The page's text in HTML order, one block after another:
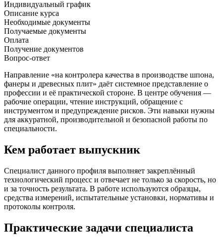
Индивидуальный график
Описание курса
Необходимые документы
Получаемые документы
Оплата
Получение документов
Вопрос-ответ
Направление «на контролера качества в производстве шпона,
фанеры и древесных плит» даёт системное представление о
профессии и её практической стороне. В центре обучения —
рабочие операции, чтение инструкций, обращение с
инструментом и предупреждение рисков. Эти навыки нужны
для аккуратной, производительной и безопасной работы по
специальности.
Кем работает выпускник
Специалист данного профиля выполняет закреплённый
технологический процесс и отвечает не только за скорость, но
и за точность результата. В работе используются образцы,
средства измерений, испытательные установки, нормативы и
протоколы контроля.
Практические задачи специалиста